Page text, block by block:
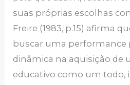
suas próprias escolhas
Freire (1983, p.15) afirma
buscar uma performance
dinâmica na aquisição de
educativo como um todo,